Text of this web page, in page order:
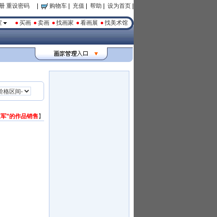
重设密码 购物车 充值 帮助 设为首页
买画 卖画 找画家 看画展 找美术馆
”的作品销售 】